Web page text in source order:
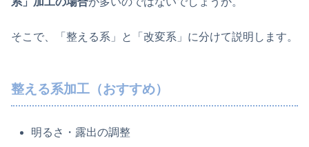
そこで、「整える系」と「改変系」に分けて説明します。
整える系加工（おすすめ）
明るさ・露出の調整